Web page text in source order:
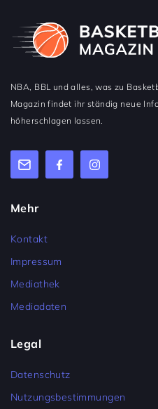
NBA, BBL und alles, was zu
Magazin findet ihr ständig neue
höherschlagen lassen.
Mehr
Kontakt
Impressum
Mediathek
Mediadaten
Legal
Datenschutz
Nutzungsbestimmungen